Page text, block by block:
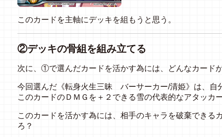
このカードを主軸にデッキを組もうと思う。
②デッキの骨組を組み立てる
次に、①で選んだカードを活かす為には、どんなカード
今回選んだ《転身火生三昧 バーサーカー/清姫》は、自
このカードのＤＭＧを＋２できる雪の代表的なアタッカ
このカードを活かす為には、相手のキャラを破棄できる
ろ？